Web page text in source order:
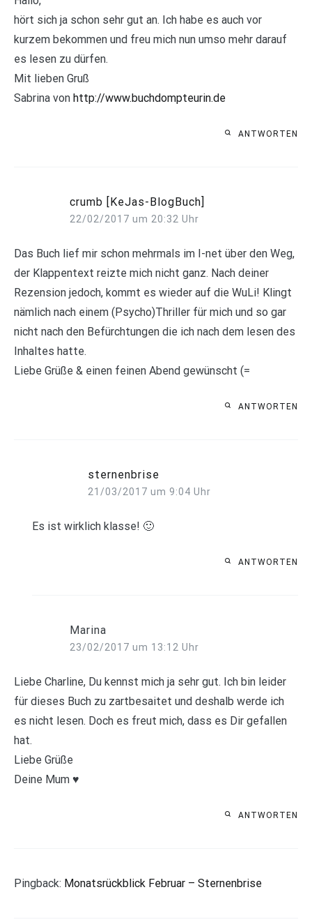
hört sich ja schon sehr gut an. Ich habe es auch vor
kurzem bekommen und freu mich nun umso mehr darauf
es lesen zu dürfen.
Mit lieben Gruß
Sabrina von http://www.buchdompteurin.de
ANTWORTEN
crumb [KeJas-BlogBuch]
22/02/2017 um 20:32 Uhr
Das Buch lief mir schon mehrmals im I-net über den Weg,
der Klappentext reizte mich nicht ganz. Nach deiner
Rezension jedoch, kommt es wieder auf die WuLi! Klingt
nämlich nach einem (Psycho)Thriller für mich und so gar
nicht nach den Befürchtungen die ich nach dem lesen des
Inhaltes hatte.
Liebe Grüße & einen feinen Abend gewünscht (=
ANTWORTEN
sternenbrise
21/03/2017 um 9:04 Uhr
Es ist wirklich klasse! 🙂
ANTWORTEN
Marina
23/02/2017 um 13:12 Uhr
Liebe Charline, Du kennst mich ja sehr gut. Ich bin leider
für dieses Buch zu zartbesaitet und deshalb werde ich
es nicht lesen. Doch es freut mich, dass es Dir gefallen
hat.
Liebe Grüße
Deine Mum ♥
ANTWORTEN
Pingback: Monatsrückblick Februar – Sternenbrise